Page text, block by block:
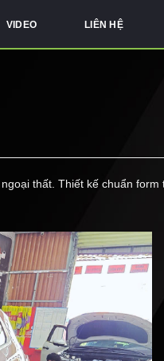
VIDEO LIÊN HỆ
thất. Thiết kế chuẩn form